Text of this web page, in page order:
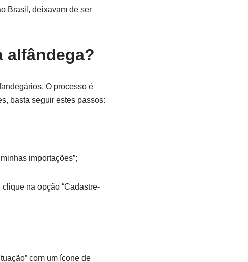
Brasil, deixavam de ser
alfândega?
O processo é
basta seguir estes passos:
importações”;
na opção “Cadastre-
com um ícone de